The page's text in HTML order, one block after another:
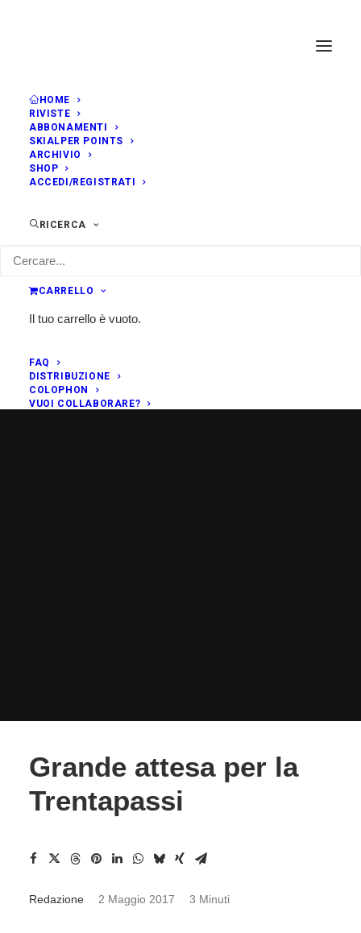
HOME
RIVISTE
ABBONAMENTI
SKIALPER POINTS
ARCHIVIO
SHOP
ACCEDI/REGISTRATI
RICERCA
CARRELLO
Il tuo carrello è vuoto.
FAQ
DISTRIBUZIONE
COLOPHON
VUOI COLLABORARE?
Grande attesa per la
Trentapassi
Redazione 2 Maggio 2017 3 Minuti